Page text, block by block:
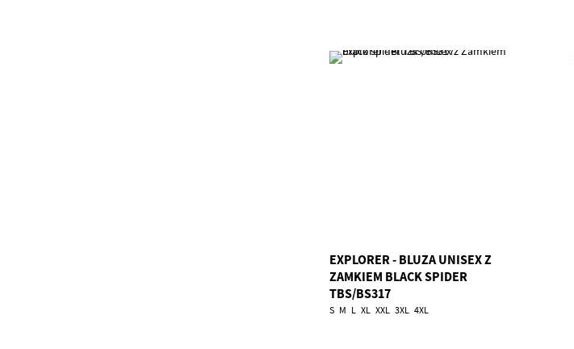
EXPLORER - BLUZA UNISEX Z
ZAMKIEM BLACK SPIDER
TBS/BS317
S M L XL XXL 3XL 4XL